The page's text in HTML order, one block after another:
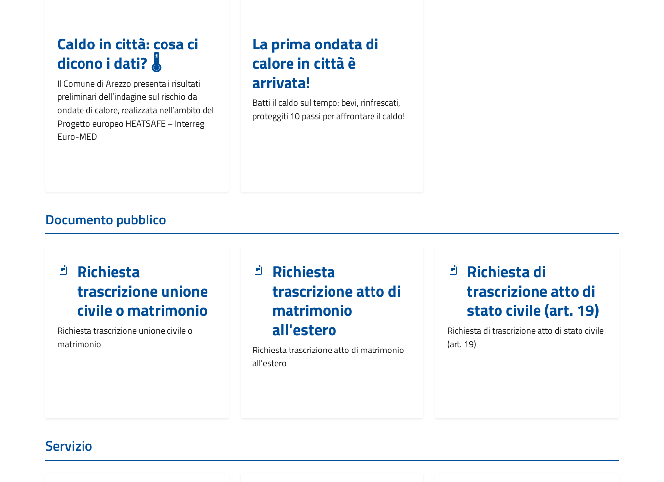
Caldo in città: cosa ci
dicono i dati? 🌡️
Il Comune di Arezzo presenta i risultati
preliminari dell’indagine sul rischio da
ondate di calore, realizzata nell’ambito del
Progetto europeo HEATSAFE – Interreg
Euro-MED
La prima ondata di
calore in città è
arrivata!
Batti il caldo sul tempo: bevi, rinfrescati,
proteggiti 10 passi per affrontare il caldo!
Documento pubblico
Richiesta
trascrizione unione
civile o matrimonio
Richiesta trascrizione unione civile o
matrimonio
Richiesta
trascrizione atto di
matrimonio
all'estero
Richiesta trascrizione atto di matrimonio
all'estero
Richiesta di
trascrizione atto di
stato civile (art. 19)
Richiesta di trascrizione atto di stato civile
(art. 19)
Servizio